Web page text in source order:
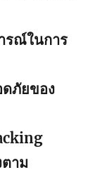
รณ์ในการ
ภัยของ
าม